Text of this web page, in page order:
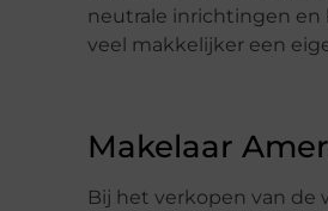
neutrale inrichtingen en
veel makkelijker een
Makelaar
Bij het verkopen van de